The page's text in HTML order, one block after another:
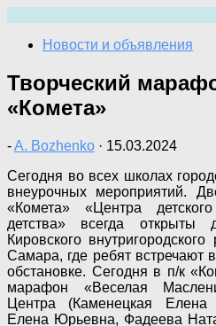
содержимому
Новости и объявления
Творческий
«Комета»
-A. Bozhenko · 15.03.2024
Сегодня во всех школах
внеурочных мероприятий.
«Комета» «Центра
детства» всегда
Кировского
Самара, где ребят встречают
обстановке. Сегодня в п/к
марафон «Веселая
Центра (Каменецкая Елена
Елена Юрьевна, Фадеева